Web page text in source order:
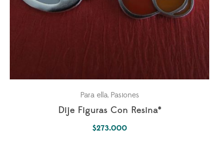
Para ella, Pasiones
Dije Figuras Con Resina*
$273.000